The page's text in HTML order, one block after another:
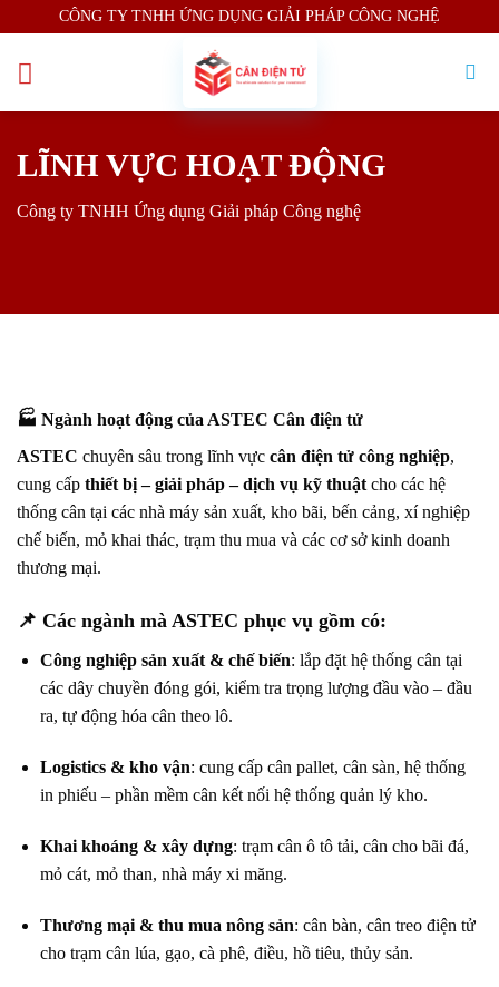
content
CÔNG TY TNHH ỨNG DỤNG GIẢI PHÁP CÔNG NGHỆ
LĨNH VỰC HOẠT ĐỘNG
Công ty TNHH Ứng dụng Giải pháp Công nghệ
🏭 Ngành hoạt động của ASTEC Cân điện tử
ASTEC chuyên sâu trong lĩnh vực cân điện tử công nghiệp,
cung cấp thiết bị – giải pháp – dịch vụ kỹ thuật cho các hệ
thống cân tại các nhà máy sản xuất, kho bãi, bến cảng, xí nghiệp
chế biến, mỏ khai thác, trạm thu mua và các cơ sở kinh doanh
thương mại.
📌 Các ngành mà ASTEC phục vụ gồm có:
Công nghiệp sản xuất & chế biến: lắp đặt hệ thống cân tại
các dây chuyền đóng gói, kiểm tra trọng lượng đầu vào – đầu
ra, tự động hóa cân theo lô.
Logistics & kho vận: cung cấp cân pallet, cân sàn, hệ thống
in phiếu – phần mềm cân kết nối hệ thống quản lý kho.
Khai khoáng & xây dựng: trạm cân ô tô tải, cân cho bãi đá,
mỏ cát, mỏ than, nhà máy xi măng.
Thương mại & thu mua nông sản: cân bàn, cân treo điện tử
cho trạm cân lúa, gạo, cà phê, điều, hồ tiêu, thủy sản.